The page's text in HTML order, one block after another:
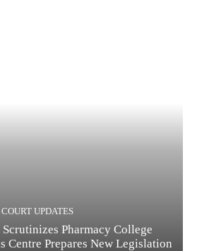
COURT UPDATES
Scrutinizes Pharmacy College
Centre Prepares New Legislation